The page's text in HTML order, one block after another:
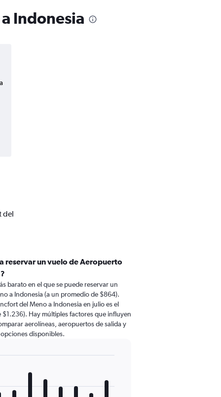
Indonesia
del
reservar un vuelo de Aeropuerto
barato en el que se puede reservar un
a Indonesia (a un promedio de $864).
del Meno a Indonesia en julio es el
Hay múltiples factores que influyen
aerolíneas, aeropuertos de salida y
disponibles.